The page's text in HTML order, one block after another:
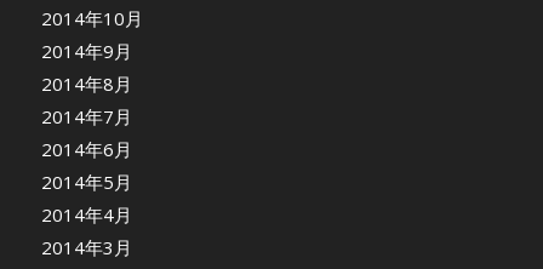
2014年10月
2014年9月
2014年8月
2014年7月
2014年6月
2014年5月
2014年4月
2014年3月